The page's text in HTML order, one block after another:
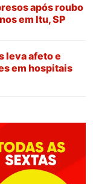
após roubo
em Itu, SP
leva afeto e
em hospitais